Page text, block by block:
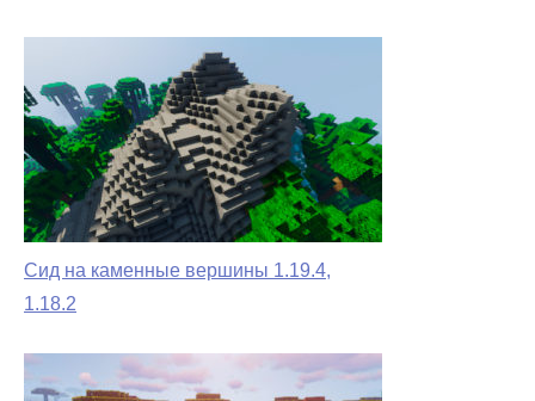
Сид на каменные вершины 1.19.4,
1.18.2